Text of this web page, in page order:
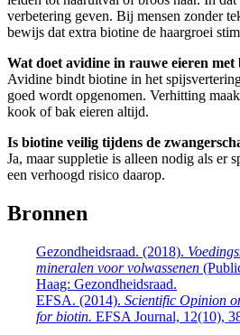
verbetering geven. Bij mensen zonder
bewijs dat extra biotine de haargroei
Wat doet avidine in rauwe eieren met
Avidine bindt biotine in het
goed wordt opgenomen. Verhitting
kook of bak eieren altijd.
Is biotine veilig tijdens de
Ja, maar suppletie is alleen nodig als er
een verhoogd risico daarop.
Bronnen
Gezondheidsraad. (2018).
mineralen voor volwassenen
Haag: Gezondheidsraad.
EFSA. (2014). Scientific Opinion
for biotin. EFSA Journal, 12(10),